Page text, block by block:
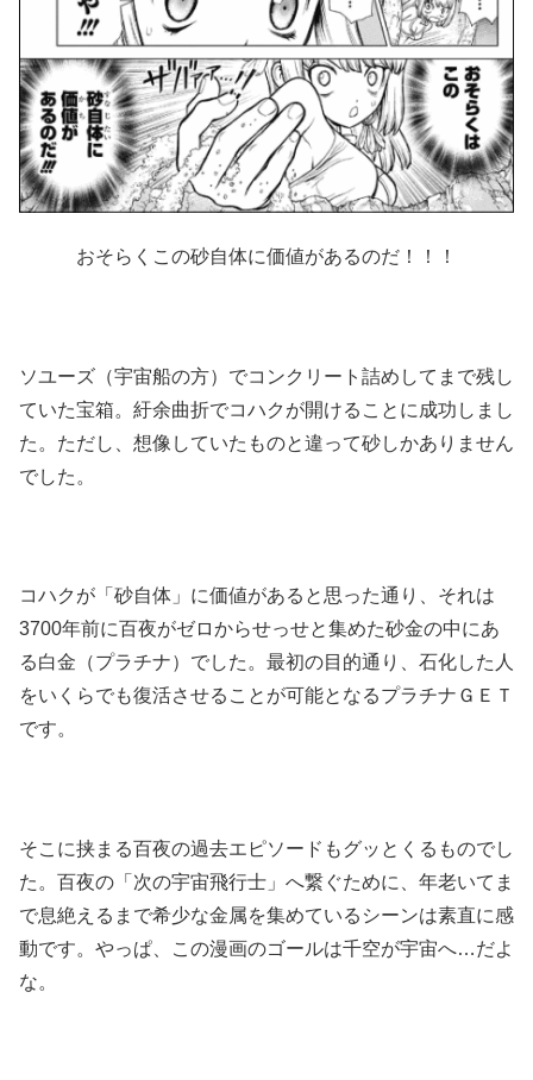
おそらくこの砂自体に価値があるのだ！！！
ソユーズ（宇宙船の方）でコンクリート詰めしてまで残し
ていた宝箱。紆余曲折でコハクが開けることに成功しまし
た。ただし、想像していたものと違って砂しかありません
でした。
コハクが「砂自体」に価値があると思った通り、それは
3700年前に百夜がゼロからせっせと集めた砂金の中にあ
る白金（プラチナ）でした。最初の目的通り、石化した人
をいくらでも復活させることが可能となるプラチナＧＥＴ
です。
そこに挟まる百夜の過去エピソードもグッとくるものでし
た。百夜の「次の宇宙飛行士」へ繋ぐために、年老いてま
で息絶えるまで希少な金属を集めているシーンは素直に感
動です。やっぱ、この漫画のゴールは千空が宇宙へ…だよ
な。